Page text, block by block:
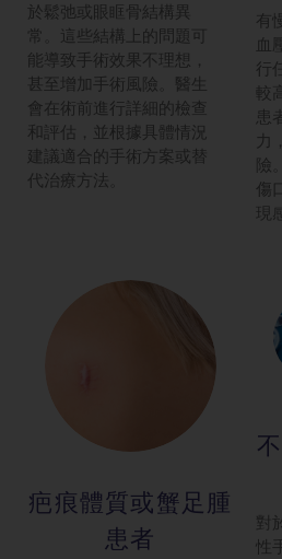
於鬆弛或眼眶骨結構異
常。這些結構上的問題可
能導致手術效果不理想，
甚至增加手術風險。醫生
會在術前進行詳細的檢查
和評估，並根據具體情況
建議適合的手術方案或替
代治療方法。
有
血
行
較
患
力
險
傷
現
疤痕體質或蟹 足腫
患者
對
性